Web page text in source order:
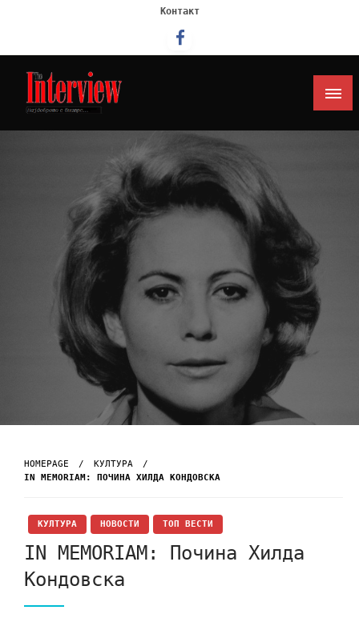
Контакт
Интервју
HOMEPAGE
КУЛТУРА
IN MEMORIAM: ПОЧИНА ХИЛДА КОНДОВСКА
КУЛТУРА НОВОСТИ ТОП ВЕСТИ
IN MEMORIAM: Почина Хилда
Кондовска